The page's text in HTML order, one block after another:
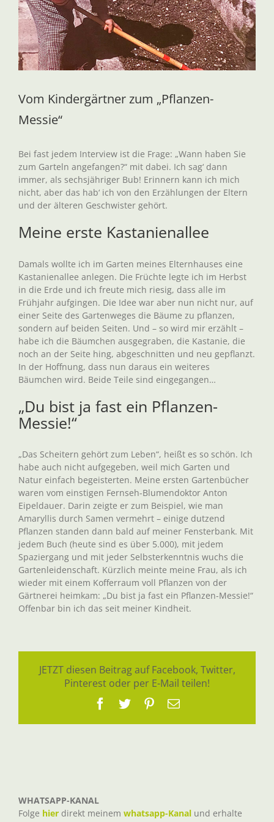
Vom Kindergärtner zum „Pflanzen-
Messie“
Bei fast jedem Interview ist die Frage: „Wann haben Sie
zum Garteln angefangen?“ mit dabei. Ich sag‘ dann
immer, als sechsjähriger Bub! Erinnern kann ich mich
nicht, aber das hab‘ ich von den Erzählungen der Eltern
und der älteren Geschwister gehört.
Meine erste Kastanienallee
Damals wollte ich im Garten meines Elternhauses eine
Kastanienallee anlegen. Die Früchte legte ich im Herbst
in die Erde und ich freute mich riesig, dass alle im
Frühjahr aufgingen. Die Idee war aber nun nicht nur, auf
einer Seite des Gartenweges die Bäume zu pflanzen,
sondern auf beiden Seiten. Und – so wird mir erzählt –
habe ich die Bäumchen ausgegraben, die Kastanie, die
noch an der Seite hing, abgeschnitten und neu gepflanzt.
In der Hoffnung, dass nun daraus ein weiteres
Bäumchen wird. Beide Teile sind eingegangen…
„Du bist ja fast ein Pflanzen-
Messie!“
„Das Scheitern gehört zum Leben“, heißt es so schön. Ich
habe auch nicht aufgegeben, weil mich Garten und
Natur einfach begeisterten. Meine ersten Gartenbücher
waren vom einstigen Fernseh-Blumendoktor Anton
Eipeldauer. Darin zeigte er zum Beispiel, wie man
Amaryllis durch Samen vermehrt – einige dutzend
Pflanzen standen dann bald auf meiner Fensterbank. Mit
jedem Buch (heute sind es über 5.000), mit jedem
Spaziergang und mit jeder Selbsterkenntnis wuchs die
Gartenleidenschaft. Kürzlich meinte meine Frau, als ich
wieder mit einem Kofferraum voll Pflanzen von der
Gärtnerei heimkam: „Du bist ja fast ein Pflanzen-Messie!“
Offenbar bin ich das seit meiner Kindheit.
JETZT diesen Beitrag auf Facebook, Twitter,
Pinterest oder per E-Mail teilen!
Facebook
TwitterPinterest
E-
WHATSAPP-KANAL
Folge hier direkt meinem whatsapp-Kanal und erhalte